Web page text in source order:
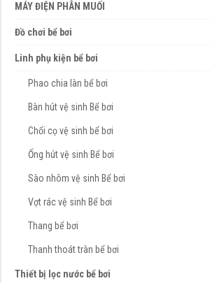
MÁY ĐIỆN PHÂN MUỐI
Đồ chơi bể bơi
Linh phụ kiện bể bơi
Phao chia làn bể bơi
Bàn hút vệ sinh Bể bơi
Chổi cọ vệ sinh bể bơi
Ống hút vệ sinh Bể bơi
Sào nhôm vệ sinh Bể bơi
Vợt rác vệ sinh Bể bơi
Thang bể bơi
Thanh thoát tràn bể bơi
Thiết bị lọc nước bể bơi